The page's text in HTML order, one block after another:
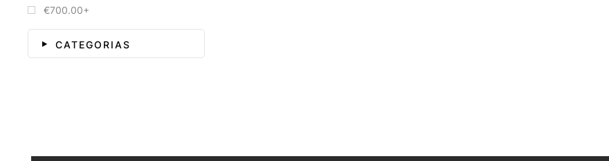
€700.00+
CATEGORIAS